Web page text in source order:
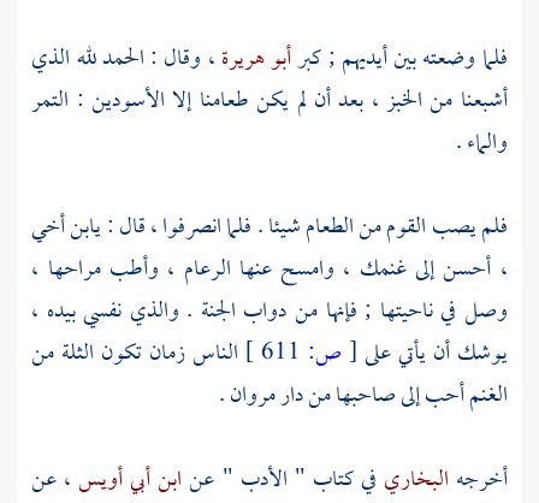
فلما وضعته بين أيديهم ; كبرأبو هريرة، وقال : الحمد لله الذي
أشبعنا من الخبز ، بعد أن لم يكن طعامنا إلا الأسودين : التمر
والماء .
فلم يصب القوم من الطعام شيئا . فلما انصرفوا ، قال : يابن أخي
، أحسن إلى غنمك ، وامسح عنها الرعام ، وأطب مراحها ،
وصل في ناحيتها ; فإنها من دواب الجنة . والذي نفسي بيده ،
يوشك أن يأتي على[ص:
الناس زمان تكون الثلة من
الغنم أحب إلى صاحبها من دارمروان.
أخرجه البخاري في كتاب " الأدب " عنابن أبي أويس، عن